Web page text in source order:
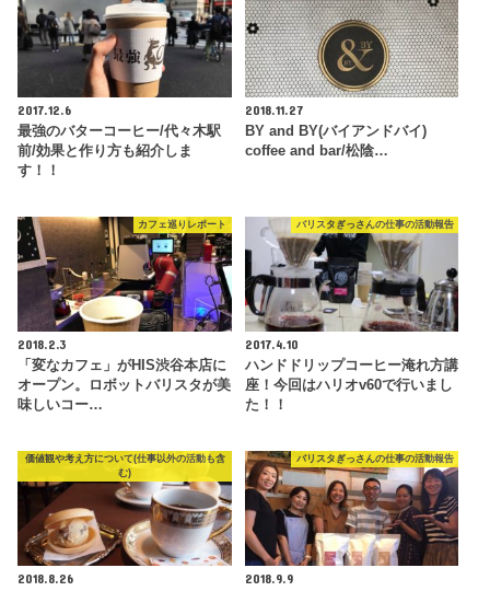
2017.12.6
最強のバターコーヒー/代々木駅
前/効果と作り方も紹介しま
す！！
2018.11.27
BY and BY(バイアンドバイ)
coffee and bar/松陰…
カフェ巡りレポート
2018.2.3
「変なカフェ」がHIS渋谷本店に
オープン。ロボットバリスタが美
味しいコー…
バリスタぎっさんの仕事の活動報告
2017.4.10
ハンドドリップコーヒー淹れ方講
座！今回はハリオv60で行いまし
た！！
価値観や考え方について(仕事以外の活動も含
む)
2018.8.26
バリスタぎっさんの仕事の活動報告
2018.9.9